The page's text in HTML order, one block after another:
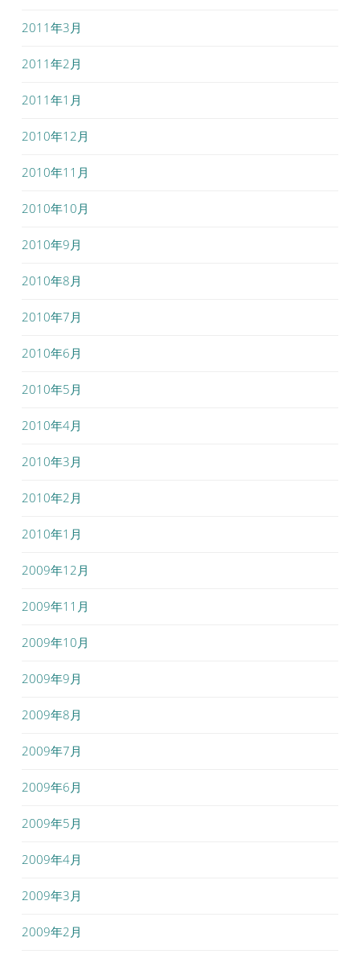
2011年3月
2011年2月
2011年1月
2010年12月
2010年11月
2010年10月
2010年9月
2010年8月
2010年7月
2010年6月
2010年5月
2010年4月
2010年3月
2010年2月
2010年1月
2009年12月
2009年11月
2009年10月
2009年9月
2009年8月
2009年7月
2009年6月
2009年5月
2009年4月
2009年3月
2009年2月